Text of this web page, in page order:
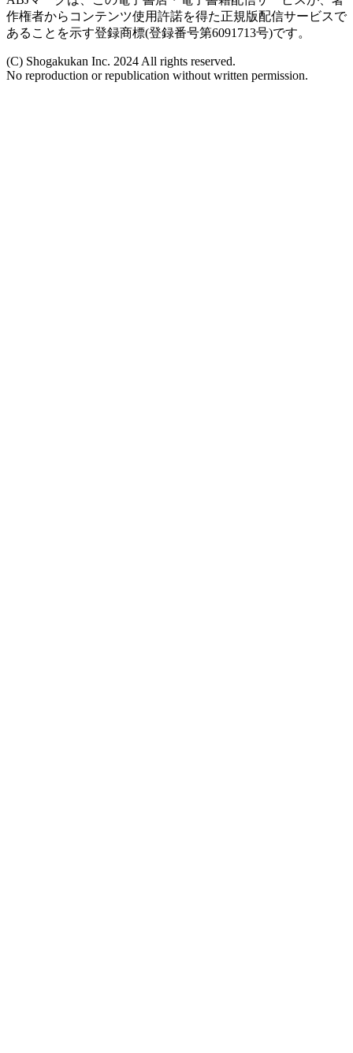
作権者からコンテンツ使用許諾を得た正規版配信サービスで
あることを示す登録商標(登録番号第6091713号)です。
(C) Shogakukan Inc. 2024 All rights reserved.
No reproduction or republication without written permission.